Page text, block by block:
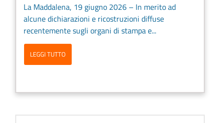
La Maddalena, 19 giugno 2026 – In merito ad
alcune dichiarazioni e ricostruzioni diffuse
recentemente sugli organi di stampa e...
LEGGI TUTTO